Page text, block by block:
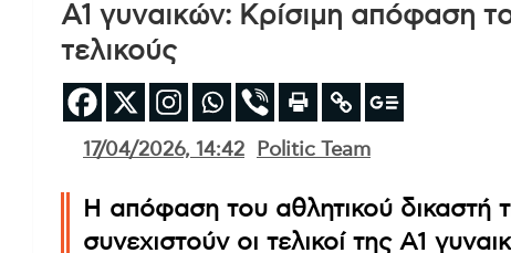
Α1 γυναικών: Κρίσιμη απόφαση
τελικούς
17/04/2026, 14:42 Politic Team
Η απόφαση του αθλητικού δικαστή
συνεχιστούν οι τελικοί της Α1